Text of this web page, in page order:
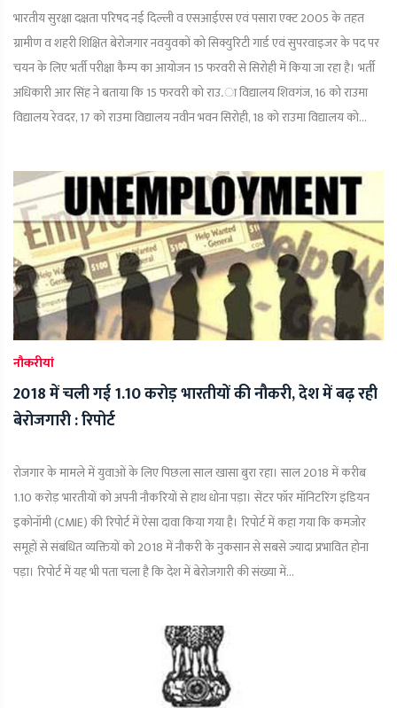
भारतीय सुरक्षा दक्षता परिषद नई दिल्ली व एसआईएस एवं पसारा एक्ट 2005 के तहत
ग्रामीण व शहरी शिक्षित बेरोजगार नवयुवकों को सिक्युरिटी गार्ड एवं सुपरवाइजर के पद पर
चयन के लिए भर्ती परीक्षा कैम्प का आयोजन 15 फरवरी से सिरोही में किया जा रहा है। भर्ती
अधिकारी आर सिंह ने बताया कि 15 फरवरी को राउ.ा विद्यालय शिवगंज, 16 को राउमा
विद्यालय रेवदर, 17 को राउमा विद्यालय नवीन भवन सिरोही, 18 को राउमा विद्यालय को...
नौकरीयां
2018 में चली गई 1.10 करोड़ भारतीयों की नौकरी, देश में बढ़ रही
बेरोजगारी : रिपोर्ट
रोजगार के मामले में युवाओं के लिए पिछला साल खासा बुरा रहा। साल 2018 में करीब
1.10 करोड़ भारतीयों को अपनी नौकरियों से हाथ धोना पड़ा। सेंटर फॉर मॉनिटरिंग इंडियन
इकोनॉमी (CMIE) की रिपोर्ट में ऐसा दावा किया गया है। रिपोर्ट में कहा गया कि कमजोर
समूहों से संबंधित व्यक्तियों को 2018 में नौकरी के नुकसान से सबसे ज्यादा प्रभावित होना
पड़ा। रिपोर्ट में यह भी पता चला है कि देश में बेरोजगारी की संख्या में...